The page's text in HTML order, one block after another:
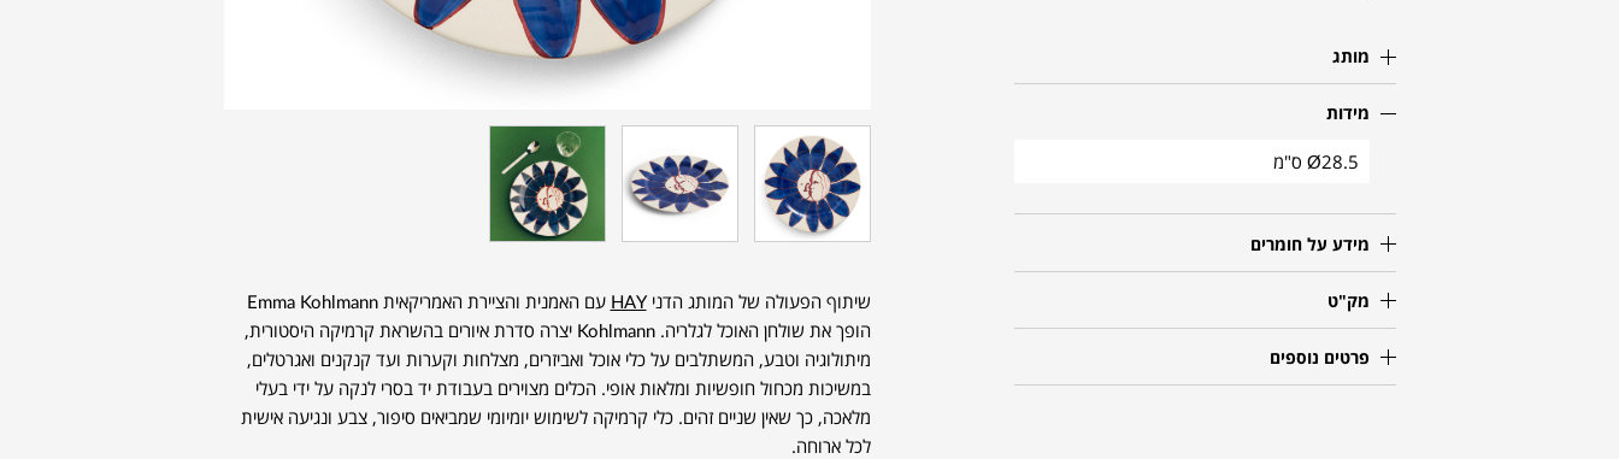
מותג
מידות
Ø28.5 ס"מ
מידע על חומרים
מק"ט
פרטים נוספים
שיתוף הפעולה של המותג הדניHAY
עם האמנית והציירת האמריקאית Emma Kohlmann
הופך את שולחן האוכל לגלריה. Kohlmann יצרה סדרת איורים בהשראת קרמיקה היסטורית,
מיתולוגיה וטבע, המשתלבים על כלי אוכל ואביזרים, מצלחות וקערות ועד קנקנים ואגרטלים,
במשיכות מכחול חופשיות ומלאות אופי. הכלים מצוירים בעבודת יד בסרי לנקה על ידי בעלי
מלאכה, כך שאין שניים זהים. כלי קרמיקה לשימוש יומיומי שמביאים סיפור, צבע ונגיעה אישית
לכל ארוחה.